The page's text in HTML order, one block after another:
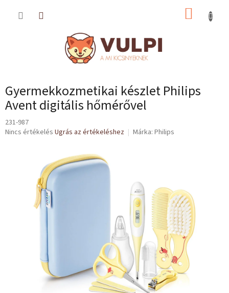
KOSÁR
Gyermekkozmetikai készlet Philips
Avent digitális hőmérővel
231-987
A
Nincs értékelés Ugrás az értékeléshez Márka: Philips